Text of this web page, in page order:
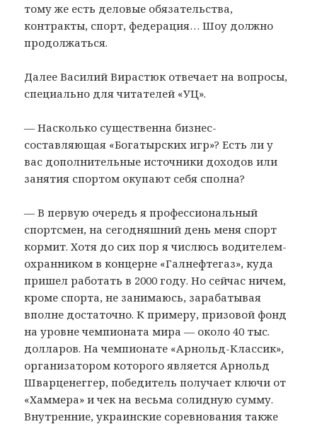
тому же есть деловые обязательства,
контракты, спорт, федерация… Шоу должно
продолжаться.
Далее Василий Вирастюк отвечает на вопросы,
специально для читателей «УЦ».
— Насколько существенна бизнес-
составляющая «Богатырских игр»? Есть ли у
вас дополнительные источники доходов или
занятия спортом окупают себя сполна?
— В первую очередь я профессиональный
спортсмен, на сегодняшний день меня спорт
кормит. Хотя до сих пор я числюсь водителем-
охранником в концерне «Галнефтегаз», куда
пришел работать в 2000 году. Но сейчас ничем,
кроме спорта, не занимаюсь, зарабатывая
вполне достаточно. К примеру, призовой фонд
на уровне чемпионата мира — около 40 тыс.
долларов. На чемпионате «Арнольд-Классик»,
организатором которого является Арнольд
Шварценеггер, победитель получает ключи от
«Хаммера» и чек на весьма солидную сумму.
Внутренние, украинские соревнования также